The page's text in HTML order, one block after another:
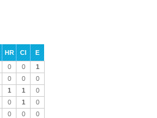
HR CI
E
0 0
1
0 0
0
1 1
0
0 1
0
0 0
0